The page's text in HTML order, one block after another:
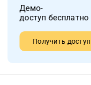
Демо-
доступ бесплатно
Получить доступ